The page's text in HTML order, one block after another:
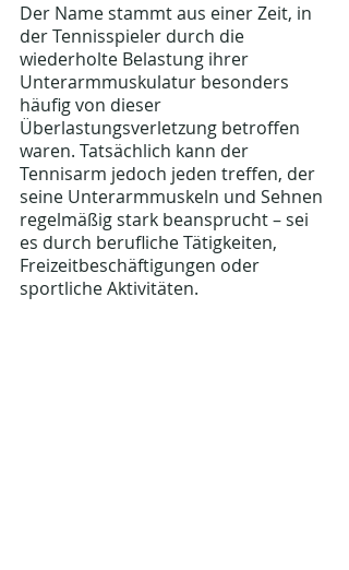
Der Name stammt aus einer Zeit, in
der Tennisspieler durch die
wiederholte Belastung ihrer
Unterarmmuskulatur besonders
häufig von dieser
Überlastungsverletzung betroffen
waren. Tatsächlich kann der
Tennisarm jedoch jeden treffen, der
seine Unterarmmuskeln und Sehnen
regelmäßig stark beansprucht – sei
es durch berufliche Tätigkeiten,
Freizeitbeschäftigungen oder
sportliche Aktivitäten.